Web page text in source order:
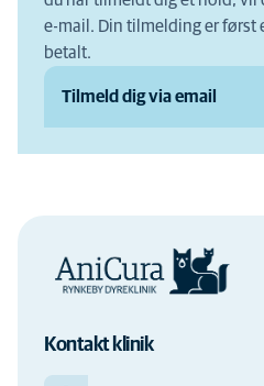
e-mail. Din tilmelding er først
betalt.
Tilmeld dig via email
Kontakt klinik